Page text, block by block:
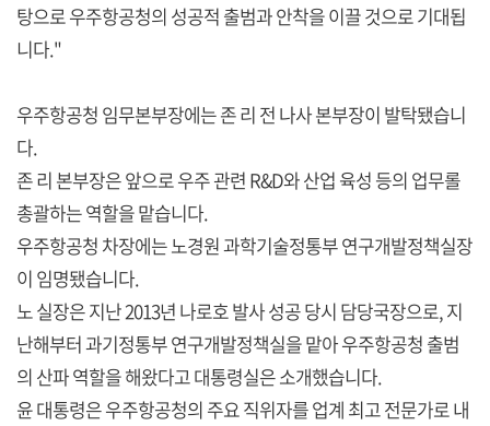
탕으로 우주항공청의 성공적 출범과 안착을 이끌 것으로 기대됩
니다."
우주항공청 임무본부장에는 존 리 전 나사 본부장이 발탁됐습니
다.
존 리 본부장은 앞으로 우주 관련 R&D와 산업 육성 등의 업무롤
총괄하는 역할을 맡습니다.
우주항공청 차장에는 노경원 과학기술정통부 연구개발정책실장
이 임명됐습니다.
노 실장은 지난 2013년 나로호 발사 성공 당시 담당국장으로, 지
난해부터 과기정통부 연구개발정책실을 맡아 우주항공청 출범
의 산파 역할을 해왔다고 대통령실은 소개했습니다.
윤 대통령은 우주항공청의 주요 직위자를 업계 최고 전문가로 내